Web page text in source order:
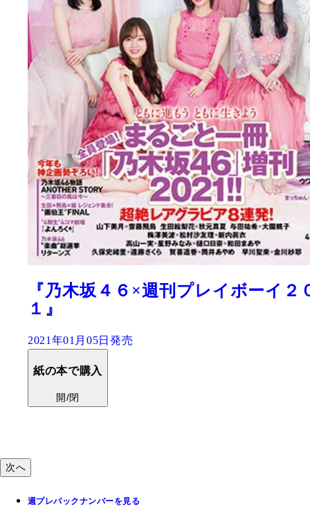
『２０２０下半期グラビア傑作選』
紙の本で購入
開/閉
電子版で購入
次へ
週プレバックナンバーを見る